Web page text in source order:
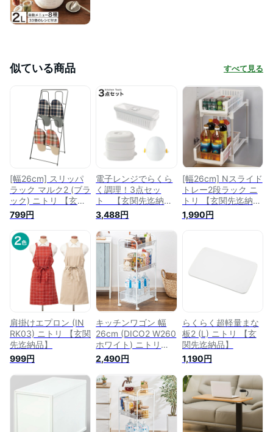
似ている商品 すべて見る
[幅26cm] スリッパ
ラック マルク2 (ブラ
ック) ニトリ 【玄関
先迄納品】
799円
電子レンジでらくら
く調理！3点セッ
ト 【玄関先迄納
品】 ニトリ
3,488円
[幅26cm] Nスライド
トレー2段ラック ニ
トリ 【玄関先迄納
品】
1,990円
肩掛けエプロン (IN
RK03) ニトリ 【玄関
先迄納品】
999円
キッチンワゴン 幅
26cm (DICO2 W260
ホワイト) ニトリ
【玄関先迄納品】
2,490円
らくらく超軽量まな
板2 (L) ニトリ 【玄
関先迄納品】
1,190円